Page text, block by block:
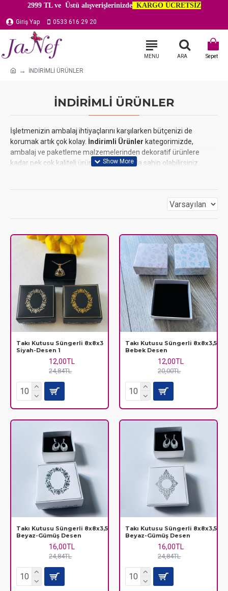
2999 TL ve Üstü alışverişlerinizdeKARGO ÜCRETSİZ
Giriş Yap 0533 616 29 20
İNDİRİMLİ ÜRÜNLER
İNDİRİMLİ ÜRÜNLER
İşletmenizin ambalaj ihtiyaçlarını karşılarken bütçenizi de
korumak artık çok kolay. İndirimli Ürünler kategorimizde,
ambalaj ve paketleme malzemelerinden dekoratif ürünlere
kadar pek çok kaliteli ürüne özel fiyatlarla sahip olabilirsiniz.
sayfamızı ziyaret edin. Profesyonel ve şık ambalaj çözümlerine,
Takı Kutusu Süngerli 8x8x3
Siyah-Desen 1
12,00TL
24,84TL
Takı Kutusu Süngerli 8x8x3,5
Bebek Desen
12,00TL
20,00TL
Takı Kutusu Süngerli 8x8x3,5
Beyaz-Gümüş Desen
16,00TL
24,84TL
Takı Kutusu Süngerli 8x8x3,5
Beyaz-Gümüş Desen
16,00TL
24,84TL